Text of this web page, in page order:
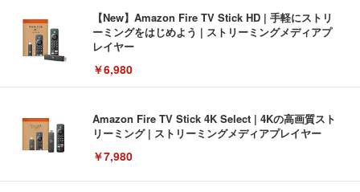
【New】Amazon Fire TV Stick HD | 手軽にストリ
ーミングをはじめよう | ストリーミングメディアプ
レイヤー
￥6,980
Amazon Fire TV Stick 4K Select | 4Kの高画質スト
リーミング | ストリーミングメディアプレイヤー
￥7,980